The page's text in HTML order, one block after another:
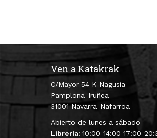
Ven a Katakrak
C/Mayor 54 K Nagusia
Pamplona-Iruñea
31001 Navarra-Nafarroa
Abierto de lunes a sábado
Librería: 10:00-14:00 17:00-